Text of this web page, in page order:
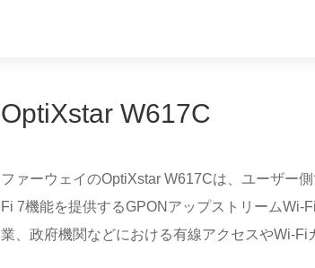
OptiXstar W617C
ファーウェイのOptiXstar W617Cは、ユーザー
Fi 7機能を提供するGPONアップストリームWi-
業、政府機関などにおける有線アクセスやWi-Fi